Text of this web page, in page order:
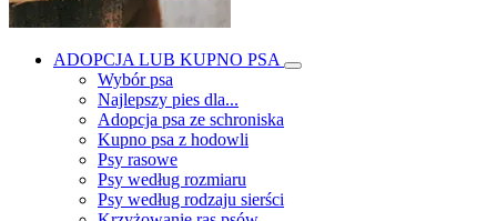
ADOPCJA LUB KUPNO PSA
Wybór psa
Najlepszy pies dla...
Adopcja psa ze schroniska
Kupno psa z hodowli
Psy rasowe
Psy według rozmiaru
Psy według rodzaju sierści